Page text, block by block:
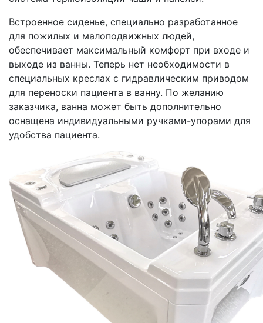
Встроенное сиденье, специально разработанное
для пожилых и малоподвижных людей,
обеспечивает максимальный комфорт при входе и
выходе из ванны. Теперь нет необходимости в
специальных креслах с гидравлическим приводом
для переноски пациента в ванну. По желанию
заказчика, ванна может быть дополнительно
оснащена индивидуальными ручками-упорами для
удобства пациента.